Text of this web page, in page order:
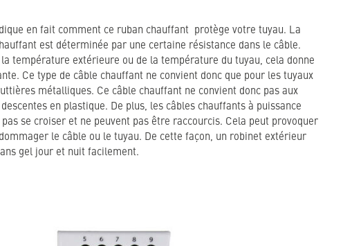
en fait comment ce ruban chauffant protège votre tuyau. La
est déterminée par une certaine résistance dans le câble.
température extérieure ou de la température du tuyau, cela donne
Ce type de câble chauffant ne convient donc que pour les tuyaux
métalliques. Ce câble chauffant ne convient donc pas aux
en plastique. De plus, les câbles chauffants à puissance
se croiser et ne peuvent pas être raccourcis. Cela peut provoquer
le câble ou le tuyau. De cette façon, un robinet extérieur
gel jour et nuit facilement.